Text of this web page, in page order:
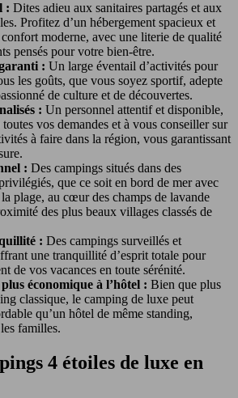
: Dites adieu aux sanitaires partagés et aux
Profitez d’un hébergement spacieux et
moderne, avec une literie de qualité
pensés pour votre bien-être.
: Un large éventail d’activités pour
les goûts, que vous soyez sportif, adepte
de culture et de découvertes.
: Un personnel attentif et disponible,
vos demandes et à vous conseiller sur
à faire dans la région, vous garantissant
: Des campings situés dans des
que ce soit en bord de mer avec
plage, au cœur des champs de lavande
des plus beaux villages classés de
: Des campings surveillés et
une tranquillité d’esprit totale pour
de vos vacances en toute sérénité.
économique à l’hôtel : Bien que plus
classique, le camping de luxe peut
qu’un hôtel de même standing,
familles.
4 étoiles de luxe en